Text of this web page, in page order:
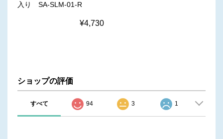
入り SA-SLM-01-R
¥4,730
ショップの評価
すべて 94 3 1